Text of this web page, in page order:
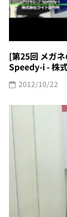
[第25回 メガ
Speedy-i - 株
2012/10/22